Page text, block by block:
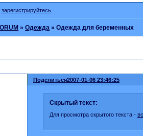
зарегистрируйтесь.
»Одежда »Одежда для беременных
Поделиться2007-01-06 23:46:25
Скрытый текст:
Для просмотра скрытого текста -